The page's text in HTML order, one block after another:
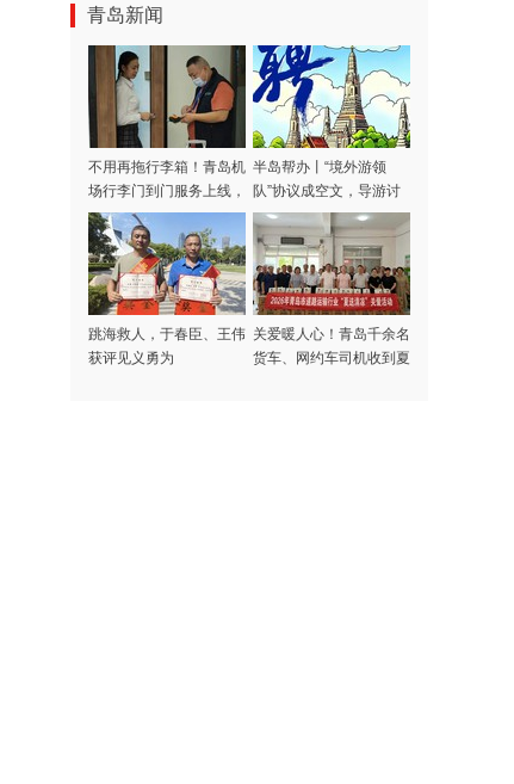
青岛新闻
不用再拖行李箱！青岛机
场行李门到门服务上线，
涵盖31家航司，青岛潍
坊多区市可用
半岛帮办丨“境外游领
队”协议成空文，导游讨
费多日不成！记者采访当
天，款项连夜退回
跳海救人，于春臣、王伟
获评见义勇为
关爱暖人心！青岛千余名
货车、网约车司机收到夏